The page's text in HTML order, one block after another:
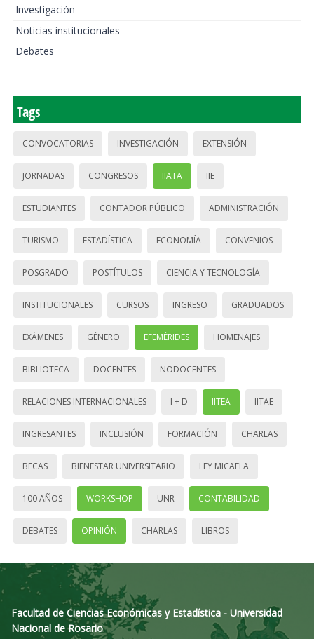
Investigación
Noticias institucionales
Debates
Tags
CONVOCATORIAS INVESTIGACIÓN EXTENSIÓN
JORNADAS CONGRESOS IIATA IIE
ESTUDIANTES CONTADOR PÚBLICO ADMINISTRACIÓN
TURISMO ESTADÍSTICA ECONOMÍA CONVENIOS
POSGRADO POSTÍTULOS CIENCIA Y TECNOLOGÍA
INSTITUCIONALES CURSOS INGRESO GRADUADOS
EXÁMENES GÉNERO EFEMÉRIDES HOMENAJES
BIBLIOTECA DOCENTES NODOCENTES
RELACIONES INTERNACIONALES I + D IITEA IITAE
INGRESANTES INCLUSIÓN FORMACIÓN CHARLAS
BECAS BIENESTAR UNIVERSITARIO LEY MICAELA
100 AÑOS WORKSHOP UNR CONTABILIDAD
DEBATES OPINIÓN CHARLAS LIBROS
Facultad de Ciencias Económicas y Estadística - Universidad
Nacional de Rosario